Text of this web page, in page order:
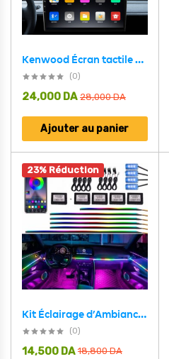
Kenwood Écran tactile 9 pouces Android 11 1080p Full HD – شاشة أوندرويد للسيارة
(0)
28,000DA
24,000 DA
Ajouter au panier
23% Réduction
Kit Éclairage d’Ambiance Intérieur pour Voiture LED RGB Très haute qualité – إضاءة داخلية للسيارة ذو جودة جد عالية
(0)
18,800DA
14,500 DA